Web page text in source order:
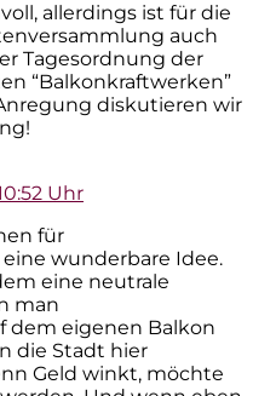
allerdings ist für die
auch
Tagesordnung der
“Balkonkraftwerken”
diskutieren wir
Uhr
für
wunderbare Idee.
eine neutrale
man
dem eigenen Balkon
die Stadt hier
Geld winkt, möchte